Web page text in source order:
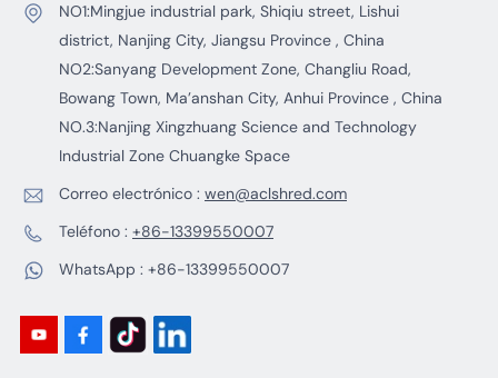
NO1:Mingjue industrial park, Shiqiu street, Lishui
district, Nanjing City, Jiangsu Province , China
NO2:Sanyang Development Zone, Changliu Road,
Bowang Town, Ma’anshan City, Anhui Province , China
NO.3:Nanjing Xingzhuang Science and Technology
Industrial Zone Chuangke Space
Correo electrónico : wen@aclshred.com
Teléfono : +86-13399550007
WhatsApp : +86-13399550007